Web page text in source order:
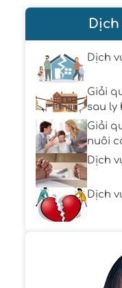
Dịch
Giải
sau ly
Giải
nuôi
Dịch
Dịch